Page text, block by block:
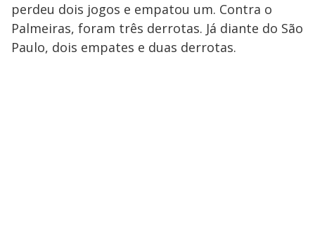
perdeu dois jogos e empatou um. Contra o
Palmeiras, foram três derrotas. Já diante do São
Paulo, dois empates e duas derrotas.